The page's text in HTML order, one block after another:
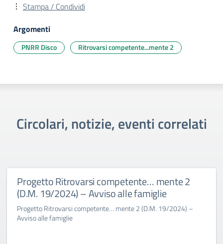
Stampa / Condividi
Argomenti
PNRR Disco Ritrovarsi competente...mente 2
Circolari, notizie, eventi correlati
Progetto Ritrovarsi competente… mente 2
(D.M. 19/2024) – Avviso alle famiglie
Progetto Ritrovarsi competente… mente 2 (D.M. 19/2024) –
Avviso alle famiglie